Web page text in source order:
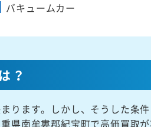
バキュームカー
？
ります。しかし、そうした条
県南牟婁郡紀宝町で高価買取